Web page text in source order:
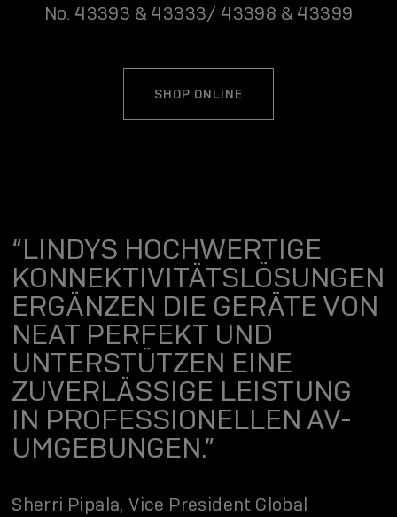
No. 43393 & 43333/ 43398 & 43399
SHOP ONLINE
“LINDYS HOCHWERTIGE
KONNEKTIVITÄTSLÖSUNGEN
ERGÄNZEN DIE GERÄTE VON
NEAT PERFEKT UND
UNTERSTÜTZEN EINE
ZUVERLÄSSIGE LEISTUNG
IN PROFESSIONELLEN AV-
UMGEBUNGEN.”
Sherri Pipala, Vice President Global